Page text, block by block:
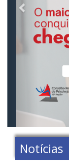
Notícias